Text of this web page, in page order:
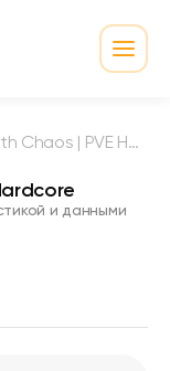
Sunny with Chaos | PVE Hardcore
и данными